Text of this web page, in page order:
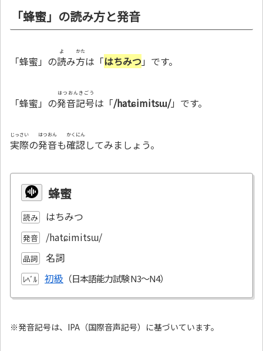
「蜂蜜」の読み方と発音
「蜂蜜」の読
よ
み方
かた
は「はちみつ 」です。
「蜂蜜」の発音記号
はつおんきごう
は「/hatɕimitsɯ/」です。
実際
じっさい
の発音
はつおん
も確認
かくにん
してみましょう。
蜂蜜
読み はちみつ
発音 /hatɕimitsɯ/
品詞 名詞
ﾚﾍﾞﾙ 初級
※発音記号は、IPA（国際音声記号）に基づいています。